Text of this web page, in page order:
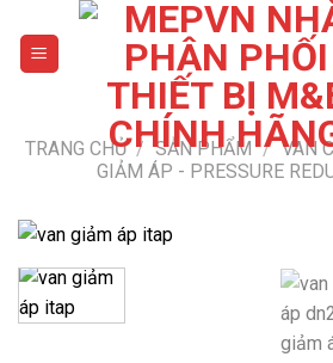
content
TRANG CHỦ / SẢN PHẨM / VAN
GIẢM ÁP - PRESSURE